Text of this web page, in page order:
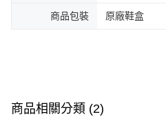
商品包裝 原廠鞋盒
商品相關分類 (2)